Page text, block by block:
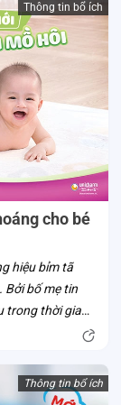
Thông tin bổ ích
cho bé
hiệu bỉm tã
Bởi bố mẹ tin
trong thời gian
vượt trội
Thông tin bổ ích